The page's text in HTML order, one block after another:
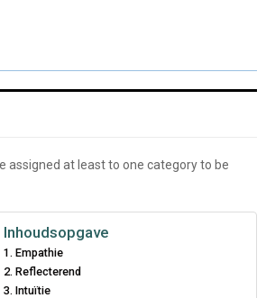
assigned at least to one category to be
Inhoudsopgave
Empathie
Reflecterend
Intuïtie